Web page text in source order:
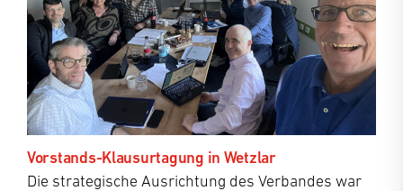
Vorstands-Klausurtagung in Wetzlar
Die strategische Ausrichtung des Verbandes war